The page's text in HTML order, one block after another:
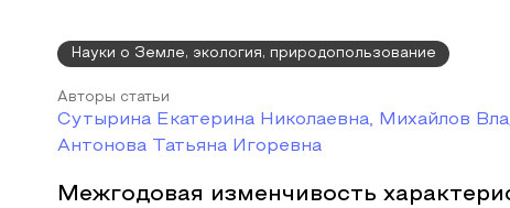
Науки о Земле, экология, природопользование
Авторы статьи
Сутырина Екатерина Николаевна, Михайлов
Антонова Татьяна Игоревна
Межгодовая изменчивость